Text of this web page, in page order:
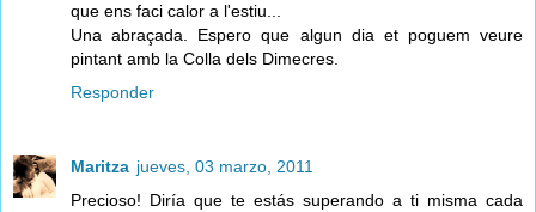
que ens faci calor a l'estiu...
Una abraçada. Espero que algun dia et poguem veure
pintant amb la Colla dels Dimecres.
Responder
Maritza jueves, 03 marzo, 2011
Precioso! Diría que te estás superando a ti misma cada